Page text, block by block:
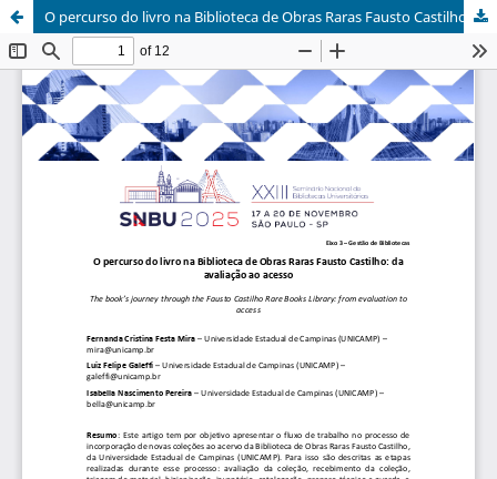
O percurso do livro na Biblioteca de Obras Raras Fausto Castilho